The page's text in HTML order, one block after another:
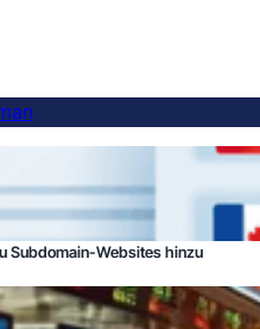
Subdomain-Websites hinzu